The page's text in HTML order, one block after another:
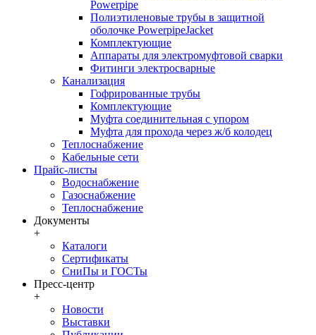
Powerpipe
Полиэтиленовые трубы в защитной
оболочке PowerpipeJacket
Комплектующие
Аппараты для электромуфтовой сварки
Фитинги электросварные
Канализация
Гофрированные трубы
Комплектующие
Муфта соединительная с упором
Муфта для прохода через ж/б колодец
Теплоснабжение
Кабельные сети
Прайс-листы
Водоснабжение
Газоснабжение
Теплоснабжение
Документы
+
Каталоги
Сертификаты
СниПы и ГОСТы
Пресс-центр
+
Новости
Выставки